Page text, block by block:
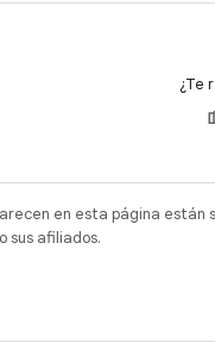
¿Te
en esta página están
sus afiliados.